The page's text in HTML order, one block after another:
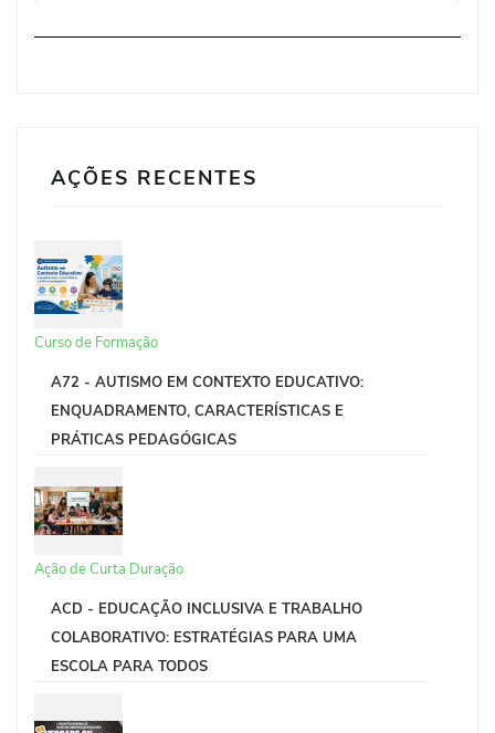
AÇÕES RECENTES
Curso de Formação
A72 - AUTISMO EM CONTEXTO EDUCATIVO:
ENQUADRAMENTO, CARACTERÍSTICAS E
PRÁTICAS PEDAGÓGICAS
Ação de Curta Duração
ACD - EDUCAÇÃO INCLUSIVA E TRABALHO
COLABORATIVO: ESTRATÉGIAS PARA UMA
ESCOLA PARA TODOS